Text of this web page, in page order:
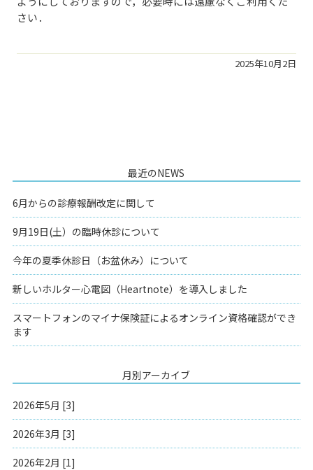
さい．
2025年10月2日
最近のNEWS
6月からの診療報酬改定に関して
9月19日(土）の臨時休診について
今年の夏季休診日（お盆休み）について
新しいホルター心電図（Heartnote）を導入しました
スマートフォンのマイナ保険証によるオンライン資格確認ができ
ます
月別アーカイブ
2026年5月 [3]
2026年3月 [3]
2026年2月 [1]